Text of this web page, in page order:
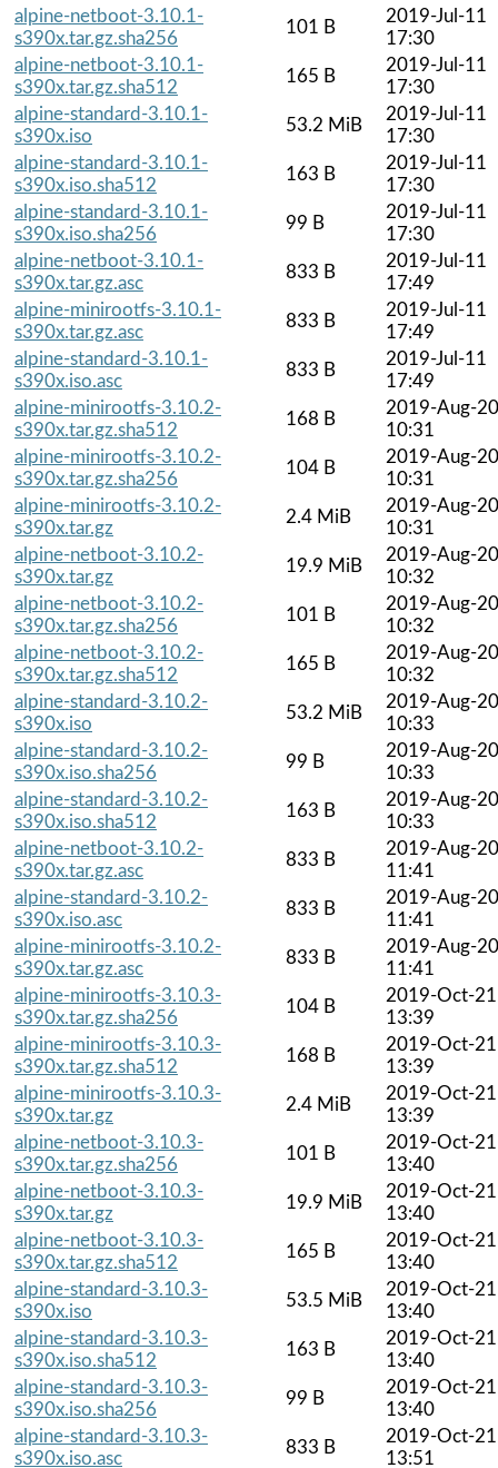
alpine-netboot-3.10.1-
s390x.tar.gz.sha256
101 B
2019-Jul-11
17:30
alpine-netboot-3.10.1-
s390x.tar.gz.sha512
165 B
2019-Jul-11
17:30
alpine-standard-3.10.1-
s390x.iso
53.2 MiB
2019-Jul-11
17:30
alpine-standard-3.10.1-
s390x.iso.sha512
163 B
2019-Jul-11
17:30
alpine-standard-3.10.1-
s390x.iso.sha256
99 B
2019-Jul-11
17:30
alpine-netboot-3.10.1-
s390x.tar.gz.asc
833 B
2019-Jul-11
17:49
alpine-minirootfs-3.10.1-
s390x.tar.gz.asc
833 B
2019-Jul-11
17:49
alpine-standard-3.10.1-
s390x.iso.asc
833 B
2019-Jul-11
17:49
alpine-minirootfs-3.10.2-
s390x.tar.gz.sha512
168 B
2019-Aug-20
10:31
alpine-minirootfs-3.10.2-
s390x.tar.gz.sha256
104 B
2019-Aug-20
10:31
alpine-minirootfs-3.10.2-
s390x.tar.gz
2.4 MiB
2019-Aug-20
10:31
alpine-netboot-3.10.2-
s390x.tar.gz
19.9 MiB
2019-Aug-20
10:32
alpine-netboot-3.10.2-
s390x.tar.gz.sha256
101 B
2019-Aug-20
10:32
alpine-netboot-3.10.2-
s390x.tar.gz.sha512
165 B
2019-Aug-20
10:32
alpine-standard-3.10.2-
s390x.iso
53.2 MiB
2019-Aug-20
10:33
alpine-standard-3.10.2-
s390x.iso.sha256
99 B
2019-Aug-20
10:33
alpine-standard-3.10.2-
s390x.iso.sha512
163 B
2019-Aug-20
10:33
alpine-netboot-3.10.2-
s390x.tar.gz.asc
833 B
2019-Aug-20
11:41
alpine-standard-3.10.2-
s390x.iso.asc
833 B
2019-Aug-20
11:41
alpine-minirootfs-3.10.2-
s390x.tar.gz.asc
833 B
2019-Aug-20
11:41
alpine-minirootfs-3.10.3-
s390x.tar.gz.sha256
104 B
2019-Oct-21
13:39
alpine-minirootfs-3.10.3-
s390x.tar.gz.sha512
168 B
2019-Oct-21
13:39
alpine-minirootfs-3.10.3-
s390x.tar.gz
2.4 MiB
2019-Oct-21
13:39
alpine-netboot-3.10.3-
s390x.tar.gz.sha256
101 B
2019-Oct-21
13:40
alpine-netboot-3.10.3-
s390x.tar.gz
19.9 MiB
2019-Oct-21
13:40
alpine-netboot-3.10.3-
s390x.tar.gz.sha512
165 B
2019-Oct-21
13:40
alpine-standard-3.10.3-
s390x.iso
53.5 MiB
2019-Oct-21
13:40
alpine-standard-3.10.3-
s390x.iso.sha512
163 B
2019-Oct-21
13:40
alpine-standard-3.10.3-
s390x.iso.sha256
99 B
2019-Oct-21
13:40
alpine-standard-3.10.3-
s390x.iso.asc
833 B
2019-Oct-21
13:51